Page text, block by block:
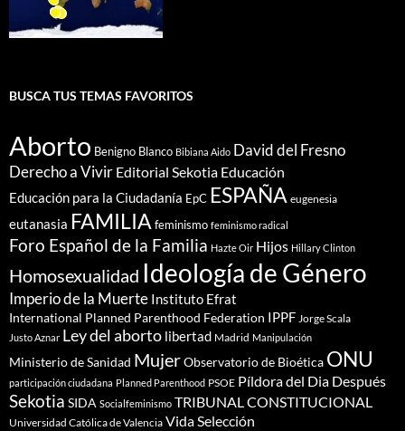
BUSCA TUS TEMAS FAVORITOS
Aborto Benigno Blanco Bibiana Aido David del Fresno
Derecho a Vivir Editorial Sekotia Educación
Educación para la Ciudadanía EpC ESPAÑA eugenesia
eutanasia FAMILIA feminismo feminismo radical
Foro Español de la Familia Hazte Oir Hijos Hillary Clinton
Homosexualidad Ideología de Género
Imperio de la Muerte Instituto Efrat
International Planned Parenthood Federation IPPF Jorge Scala
Justo Aznar Ley del aborto libertad Madrid Manipulación
Ministerio de Sanidad MujerObservatorio de Bioética ONU
participación ciudadana Planned Parenthood PSOE Píldora del Dia Después
Sekotia SIDA Socialfeminismo TRIBUNAL CONSTITUCIONAL
Universidad Católica de Valencia Vida Selección